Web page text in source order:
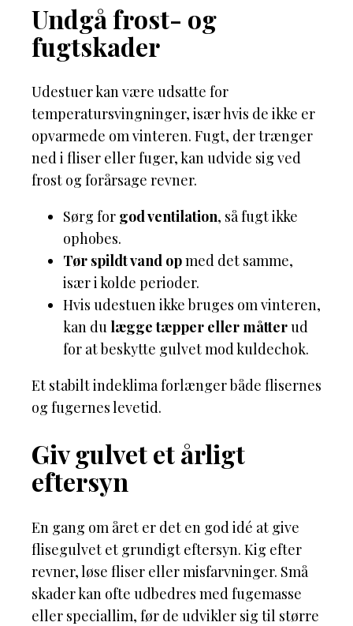
Undgå frost- og
fugtskader
Udestuer kan være udsatte for
temperatursvingninger, især hvis de ikke er
opvarmede om vinteren. Fugt, der trænger
ned i fliser eller fuger, kan udvide sig ved
frost og forårsage revner.
Sørg for god ventilation, så fugt ikke
ophobes.
Tør spildt vand opmed det samme,
især i kolde perioder.
Hvis udestuen ikke bruges om vinteren,
kan du lægge tæpper eller måtterud
for at beskytte gulvet mod kuldechok.
Et stabilt indeklima forlænger både flisernes
og fugernes levetid.
Giv gulvet et årligt
eftersyn
En gang om året er det en god idé at give
flisegulvet et grundigt eftersyn. Kig efter
revner, løse fliser eller misfarvninger. Små
skader kan ofte udbedres med fugemasse
eller speciallim, før de udvikler sig til større